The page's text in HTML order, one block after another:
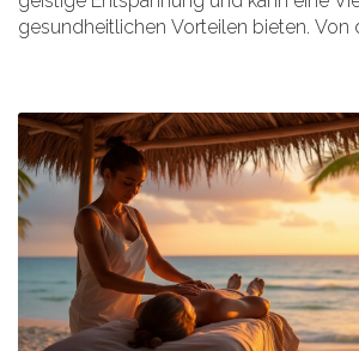
gesundheitlichen Vorteilen bieten. Von
Kombination aus Wärme, Wasser und
unterstützt es nicht nur das
fördert auch tiefe Entspannung.